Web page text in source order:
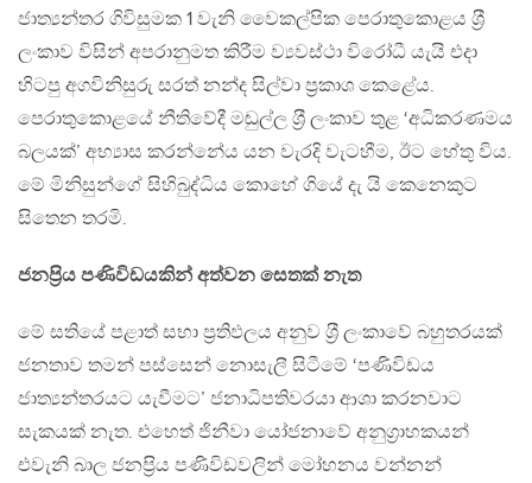
ජාත්‍යන්තර ගිවිසුමක 1 වැනි වෛකල්පික පෙරාතුකොළය ශ‍්‍රී
ලංකාව විසින් අපරානුමත කිරීම ව්‍යවස්ථා විරෝධී යැයි එදා
හිටපු අගවිනිසුරු සරත් නන්ද සිල්වා ප‍්‍රකාශ කෙළේය.
පෙරාතුකොළයේ නීතිවේදී මඬුල්ල ශ‍්‍රී ලංකාව තුළ ‘අධිකරණමය
බලයක්’ අභ්‍යාස කරන්නේය යන වැරදි වැටහීම, ඊට හේතු විය.
මේ මිනිසුන්ගේ සිහිබුද්ධිය කොහේ ගියේ දැ යි කෙනෙකුට
සිතෙන තරමි.
ජනප‍්‍රිය පණිවිඩයකින් අත්වන සෙතක් නැත
මේ සතියේ පළාත් සභා ප‍්‍රතිඵලය අනුව ශ‍්‍රී ලංකාවේ බහුතරයක්
ජනතාව තමන් පස්සෙන් නොසැලී සිටීමේ ‘පණිවිඩය
ජාත්‍යන්තරයට යැවීමට’ ජනාධිපතිවරයා ආශා කරනවාට
සැකයක් නැත. එහෙත් ජිනීවා යෝජනාවේ අනුග‍්‍රාහකයන්
එවැනි බාල ජනප‍්‍රිය පණිවිඩවලින් මෝහනය වන්නන්